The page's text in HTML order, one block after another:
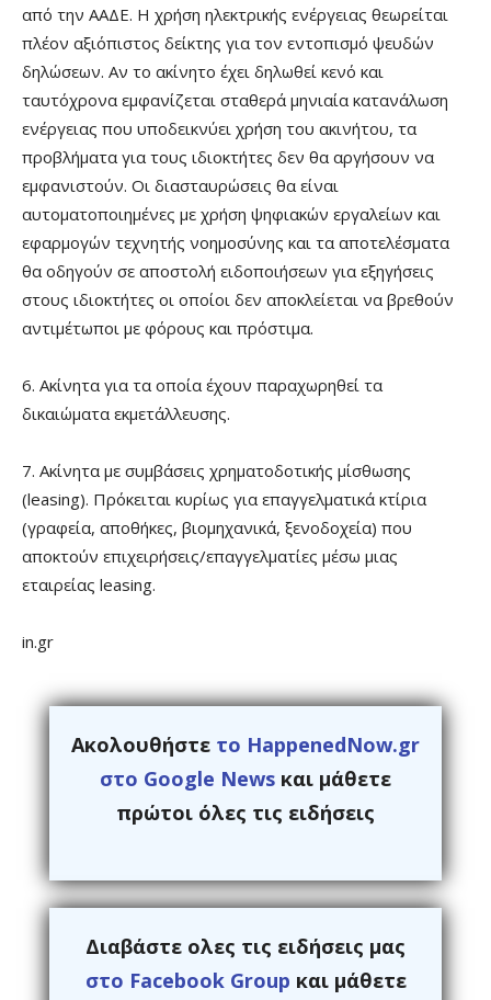
από την ΑΑΔΕ. Η χρήση ηλεκτρικής ενέργειας θεωρείται
πλέον αξιόπιστος δείκτης για τον εντοπισμό ψευδών
δηλώσεων. Αν το ακίνητο έχει δηλωθεί κενό και
ταυτόχρονα εμφανίζεται σταθερά μηνιαία κατανάλωση
ενέργειας που υποδεικνύει χρήση του ακινήτου, τα
προβλήματα για τους ιδιοκτήτες δεν θα αργήσουν να
εμφανιστούν. Οι διασταυρώσεις θα είναι
αυτοματοποιημένες με χρήση ψηφιακών εργαλείων και
εφαρμογών τεχνητής νοημοσύνης και τα αποτελέσματα
θα οδηγούν σε αποστολή ειδοποιήσεων για εξηγήσεις
στους ιδιοκτήτες οι οποίοι δεν αποκλείεται να βρεθούν
αντιμέτωποι με φόρους και πρόστιμα.
6. Ακίνητα για τα οποία έχουν παραχωρηθεί τα
δικαιώματα εκμετάλλευσης.
7. Ακίνητα με συμβάσεις χρηματοδοτικής μίσθωσης
(leasing). Πρόκειται κυρίως για επαγγελματικά κτίρια
(γραφεία, αποθήκες, βιομηχανικά, ξενοδοχεία) που
αποκτούν επιχειρήσεις/επαγγελματίες μέσω μιας
εταιρείας leasing.
in.gr
Ακολουθήστε το HappenedNow.gr
στο Google News και μάθετε
πρώτοι όλες τις ειδήσεις
Διαβάστε ολες τις ειδήσεις μας
στο Facebook Group και μάθετε